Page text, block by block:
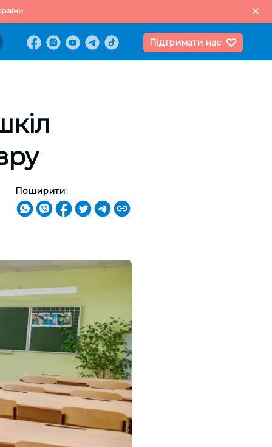
Підтримати нас
Поширити: